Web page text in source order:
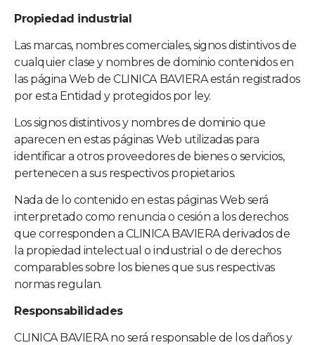
Propiedad industrial
Las marcas, nombres comerciales, signos distintivos de
cualquier clase y nombres de dominio contenidos en
las página Web deCLINICA BAVIERAestán registrados
por esta Entidad y protegidos por ley.
Los signos distintivos y nombres de dominio que
aparecen en estas páginas Web utilizadas para
identificar a otros proveedores de bienes o servicios,
pertenecen a sus respectivos propietarios.
Nada de lo contenido en estas páginas Web será
interpretado como renuncia o cesión a los derechos
que corresponden a CLINICA BAVIERAderivados de
la propiedad intelectual o industrial o de derechos
comparables sobre los bienes que sus respectivas
normas regulan.
Responsabilidades
CLINICA BAVIERAno será responsable de los daños y